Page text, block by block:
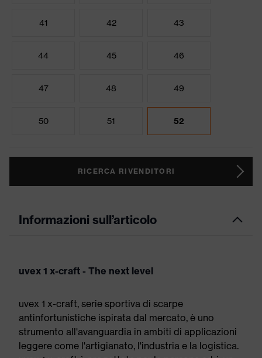
41 42 43
44 45 46
47 48 49
50 51 52
RICERCA RIVENDITORI
Informazioni sull’articolo
uvex 1 x-craft - The next level
uvex 1 x-craft, serie sportiva di scarpe
antinfortunistiche ispirata dal mercato, è uno
strumento all'avanguardia in ambiti di applicazioni
leggere come l'artigianato, l'industria e la logistica.